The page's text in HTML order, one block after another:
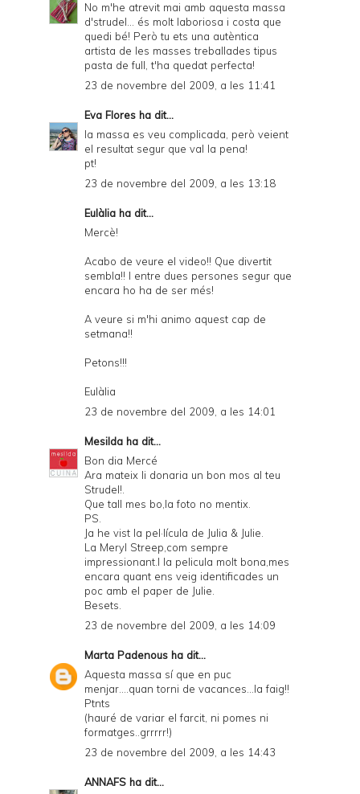
No m'he atrevit mai amb aquesta massa
d'strudel... és molt laboriosa i costa que
quedi bé! Però tu ets una autèntica
artista de les masses treballades tipus
pasta de full, t'ha quedat perfecta!
23 de novembre del 2009, a les 11:41
Eva Flores ha dit...
la massa es veu complicada, però veient
el resultat segur que val la pena!
pt!
23 de novembre del 2009, a les 13:18
Eulàlia ha dit...
Mercè!
Acabo de veure el video!! Que divertit
sembla!! I entre dues persones segur que
encara ho ha de ser més!
A veure si m'hi animo aquest cap de
setmana!!
Petons!!!
Eulàlia
23 de novembre del 2009, a les 14:01
Mesilda ha dit...
Bon dia Mercé
Ara mateix li donaria un bon mos al teu
Strudel!.
Que tall mes bo,la foto no mentix.
PS.
Ja he vist la pel·lícula de Julia & Julie.
La Meryl Streep,com sempre
impressionant.I la pelicula molt bona,mes
encara quant ens veig identificades un
poc amb el paper de Julie.
Besets.
23 de novembre del 2009, a les 14:09
Marta Padenous ha dit...
Aquesta massa sí que en puc
menjar....quan torni de vacances...la faig!!
Ptnts
(hauré de variar el farcit, ni pomes ni
formatges..grrrrr!)
23 de novembre del 2009, a les 14:43
ANNAFS ha dit...